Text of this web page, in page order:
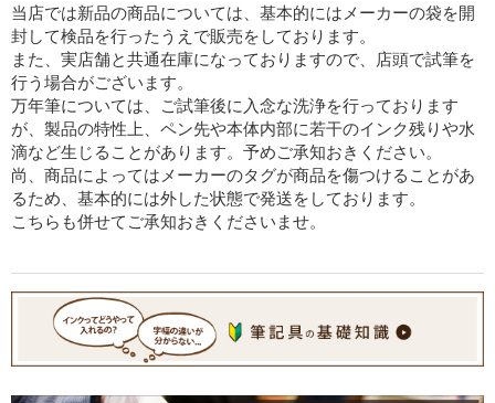
当店では新品の商品については、基本的にはメーカーの袋を開
封して検品を行ったうえで販売をしております。
また、実店舗と共通在庫になっておりますので、店頭で試筆を
行う場合がございます。
万年筆については、ご試筆後に入念な洗浄を行っております
が、製品の特性上、ペン先や本体内部に若干のインク残りや水
滴など生じることがあります。予めご承知おきください。
尚、商品によってはメーカーのタグが商品を傷つけることがあ
るため、基本的には外した状態で発送をしております。
こちらも併せてご承知おきくださいませ。